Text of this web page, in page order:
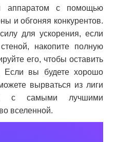
аппаратом с помощью
и обгоняя конкурентов.
для ускорения, если
накопите полную
его, чтобы оставить
Если вы будете хорошо
вырваться из лиги
с самыми лучшими
вселенной.